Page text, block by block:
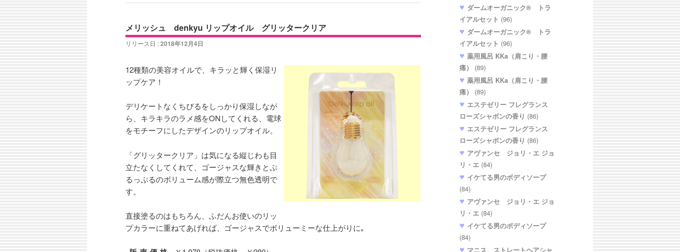
メリッシュ denkyu リップオイル グリッタークリア
リリース日 :2018年12月4日
12種類の美容オイルで、キラッと輝く保湿リ
ップケア！
デリケートなくちびるをしっかり保湿しなが
ら、キラキラのラメ感をONしてくれる、電球
をモチーフにしたデザインのリップオイル。
「グリッタークリア」は気になる縦じわも目
立たなくしてくれて、ゴージャスな輝きとぷ
るっぷるのボリューム感が際立つ無色透明で
す。
直接塗るのはもちろん、ふだんお使いのリッ
プカラーに重ねてあげれば、ゴージャスでボリューミーな仕上がりに｡
ダームオーガニック® トラ
イアルセット (96)
ダームオーガニック® トラ
イアルセット (96)
薬用風呂 KKa（肩こり・腰
痛）
(89)
薬用風呂 KKa（肩こり・腰
痛）
(89)
エステゼリー フレグランス
ローズシャボンの香り (86)
エステゼリー フレグランス
ローズシャボンの香り (86)
アヴァンセ ジョリ・エ ジョ
リ・エ (84)
イケてる男のボディソープ
(84)
アヴァンセ ジョリ・エ ジョ
リ・エ (84)
イケてる男のボディソープ
(84)
マニス ストレートヘアシャ